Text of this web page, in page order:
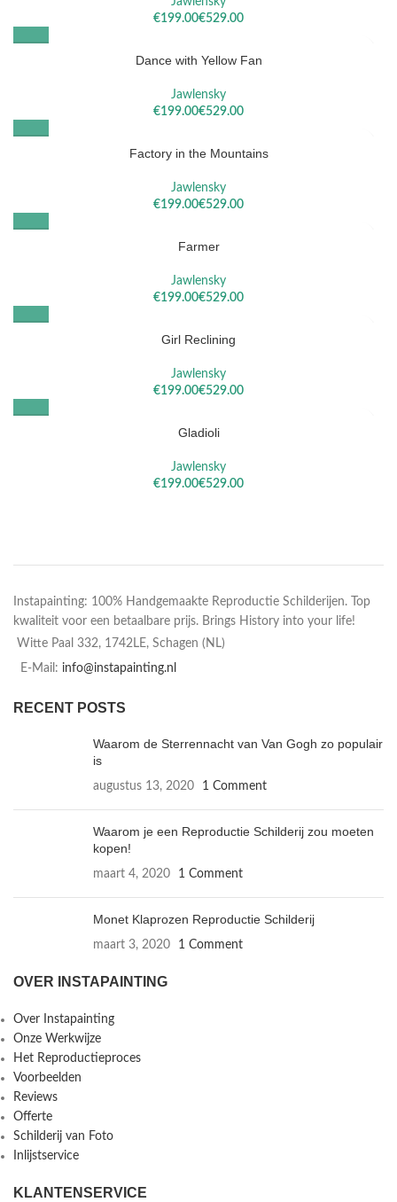
€
€
Dance with Yellow Fan
Jawlensky
€
€
Factory in the Mountains
Jawlensky
€
€
Farmer
Jawlensky
€
€
Girl Reclining
Jawlensky
€
€
Gladioli
Jawlensky
€
€
Instapainting: 100% Handgemaakte Reproductie Schilderijen. Top
kwaliteit voor een betaalbare prijs. Brings History into your life!
Witte Paal 332, 1742LE, Schagen (NL)
E-Mail: info@instapainting.nl
RECENT POSTS
Waarom de Sterrennacht van Van Gogh zo populair
is
augustus 13, 2020 1 Comment
Waarom je een Reproductie Schilderij zou moeten
kopen!
maart 4, 2020 1 Comment
Monet Klaprozen Reproductie Schilderij
maart 3, 2020 1 Comment
OVER INSTAPAINTING
Over Instapainting
Onze Werkwijze
Het Reproductieproces
Voorbeelden
Reviews
Offerte
Schilderij van Foto
Inlijstservice
KLANTENSERVICE